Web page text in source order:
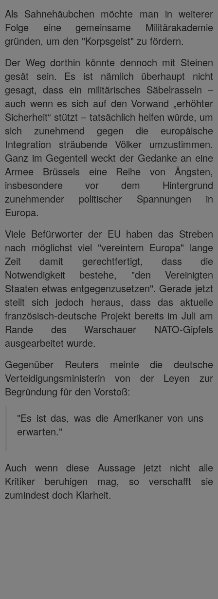
Als Sahnehäubchen möchte man in weiterer
Folge eine gemeinsame Militärakademie
gründen, um den "Korpsgeist" zu fördern.
Der Weg dorthin könnte dennoch mit Steinen
gesät sein. Es ist nämlich überhaupt nicht
gesagt, dass ein militärisches Säbelrasseln –
auch wenn es sich auf den Vorwand „erhöhter
Sicherheit“ stützt – tatsächlich helfen würde, um
sich zunehmend gegen die europäische
Integration sträubende Völker umzustimmen.
Ganz im Gegenteil weckt der Gedanke an eine
Armee Brüssels eine Reihe von Ängsten,
insbesondere vor dem Hintergrund
zunehmender politischer Spannungen in
Europa.
Viele Befürworter der EU haben das Streben
nach möglichst viel "vereintem Europa" lange
Zeit damit gerechtfertigt, dass die
Notwendigkeit bestehe, "den Vereinigten
Staaten etwas entgegenzusetzen". Gerade jetzt
stellt sich jedoch heraus, dass das aktuelle
französisch-deutsche Projekt bereits im Juli am
Rande des Warschauer NATO-Gipfels
ausgearbeitet wurde.
Gegenüber Reuters meinte die deutsche
Verteidigungsministerin von der Leyen zur
Begründung für den Vorstoß:
"Es ist das, was die Amerikaner von uns
erwarten."
Auch wenn diese Aussage jetzt nicht alle
Kritiker beruhigen mag, so verschafft sie
zumindest doch Klarheit.